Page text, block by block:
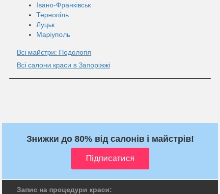
Івано-Франківськ
Тернопіль
Луцьк
Маріуполь
Всі майстри: Подологія
Всі салони краси в Запоріжжі
Знижки до 80% від салонів і майстрів!
Запис на процедури краси: